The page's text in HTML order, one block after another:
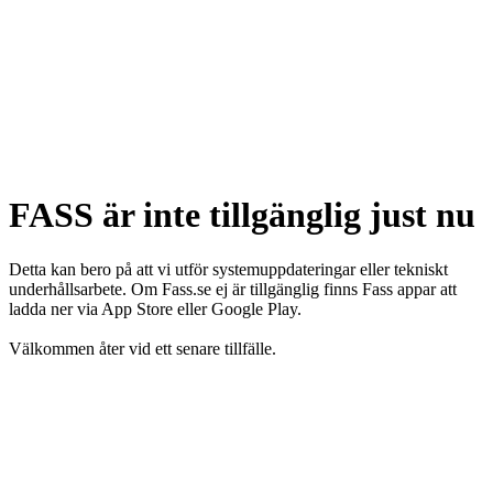
FASS är inte tillgänglig just nu
Detta kan bero på att vi utför systemuppdateringar eller tekniskt
underhållsarbete. Om Fass.se ej är tillgänglig finns Fass appar att
ladda ner via App Store eller Google Play.
Välkommen åter vid ett senare tillfälle.